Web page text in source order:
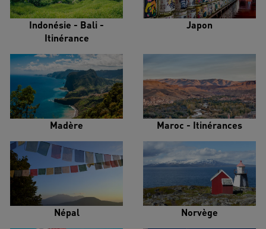
Indonésie - Bali -
Itinérance
Japon
Madère Maroc - Itinérances
Népal Norvège